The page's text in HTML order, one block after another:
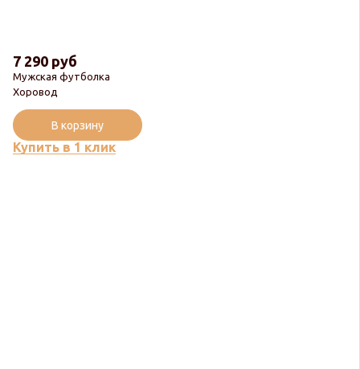
Мужская футболка
Хоровод
7 290 руб
Купить в 1 клик
В корзину